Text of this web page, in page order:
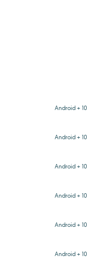
Android + 10
Android + 10
Android + 10
Android + 10
Android + 10
Android + 10